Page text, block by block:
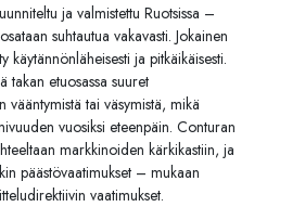
ja valmistettu Ruotsissa –
suhtautua vakavasti. Jokainen
käytännönläheisesti ja pitkäikäisesti.
takan etuosassa suuret
vääntymistä tai väsymistä, mikä
vuosiksi eteenpäin. Conturan
markkinoiden kärkikastiin, ja
päästövaatimukset – mukaan
vaatimukset.